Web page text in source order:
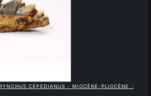
CEPEDIANUS - MIOCÈNE-PLIOCÈNE -